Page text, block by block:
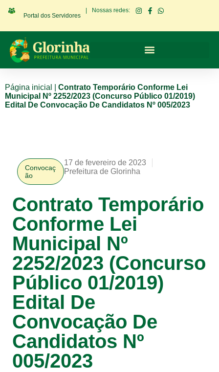
Portal dos Servidores
Nossas redes:
Página inicial
Contrato Temporário Conforme Lei
Municipal Nº 2252/2023 (Concurso Público 01/2019)
Edital De Convocação De Candidatos Nº 005/2023
Convocaç
ão
17 de fevereiro de 2023
Prefeitura de Glorinha
Contrato Temporário
Conforme Lei
Municipal Nº
2252/2023 (Concurso
Público 01/2019)
Edital De
Convocação De
Candidatos Nº
005/2023